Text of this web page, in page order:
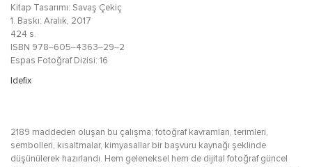
Kitap Tasarımı: Savaş Çekiç
1. Baskı: Aralık, 2017
424 s.
ISBN 978‒605‒4363‒29‒2
Espas Fotoğraf Dizisi: 16
Idefix
2189 maddeden oluşan bu çalışma; fotoğraf kavramları, terimleri,
sembolleri, kısaltmalar, kimyasallar bir başvuru kaynağı şeklinde
düşünülerek hazırlandı. Hem geleneksel hem de dijital fotoğraf güncel